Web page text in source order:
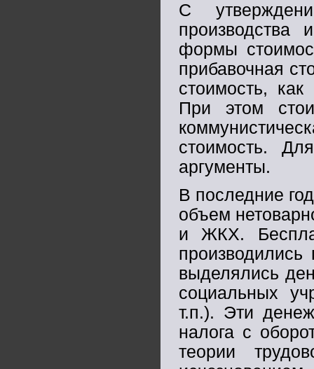
С
производства
формы
прибавочная
стоимость,
При этом
стоимость.
аргументы.
В последние
объем
и ЖКХ.
выделялись
социальных
т.п.). Эти
налога с
теории